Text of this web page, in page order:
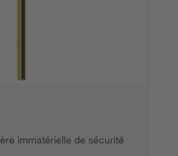
immatérielle de sécurité